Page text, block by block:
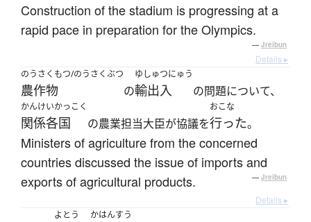
Construction of the stadium is progressing at a
rapid pace in preparation for the Olympics.
— Jreibun
Details ▸
のうさくもつ/のうさくぶつ
農作物 の
ゆしゅつにゅう
輸出入 の問題について、
かんけいかっこく
関係各国 の農業担当大臣が協議を
おこな
行った。
Ministers of agriculture from the concerned
countries discussed the issue of imports and
exports of agricultural products.
— Jreibun
Details ▸
よとう かはんすう